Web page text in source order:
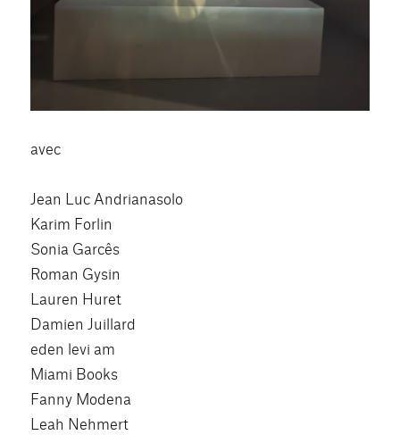
avec
Jean Luc Andrianasolo
Karim Forlin
Sonia Garcês
Roman Gysin
Lauren Huret
Damien Juillard
eden levi am
Miami Books
Fanny Modena
Leah Nehmert